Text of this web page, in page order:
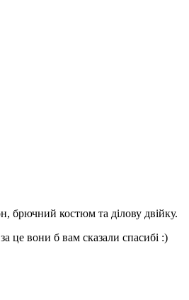
брючний костюм та ділову двійку.
це вони б вам сказали спасибі :)